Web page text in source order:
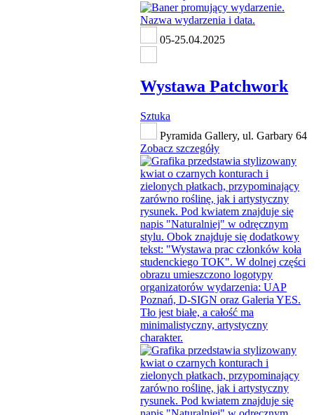
05-25.04.2025
Wystawa Patchwork
Sztuka
Pyramida Gallery, ul. Garbary 64
Zobacz szczegóły